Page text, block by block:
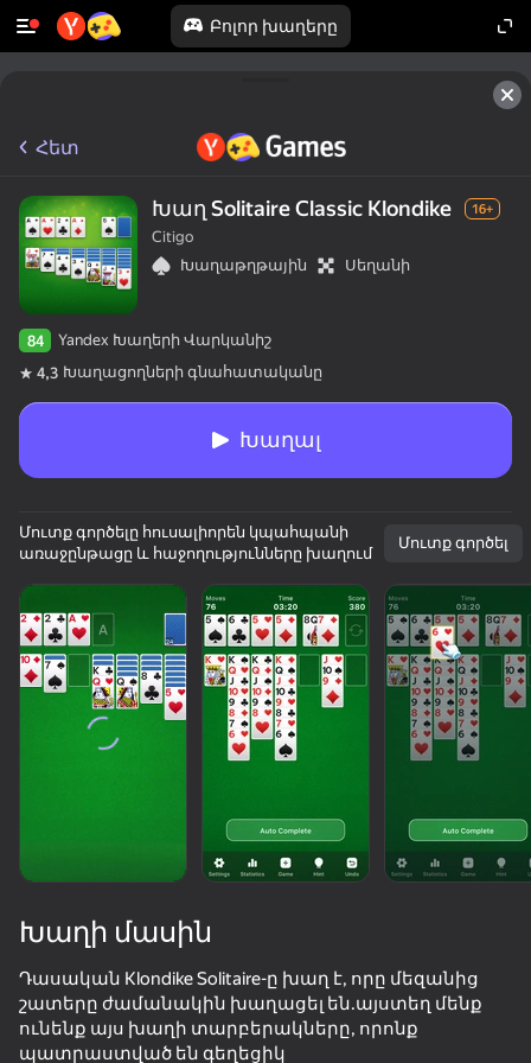
Բոլոր խաղերը
50+ թոփ խաղեր, որոնց խաղում են
նույնիսկ նրանք, ովքեր «չեն խաղում»
Block Master - Super Puzzle!
78
Call Dandy world now!
50
Domino duel
72 80
Հետ
Խաղ Solitaire Classic Klondike 16+
Citigo
Խաղաթղթային
Սեղանի
84
Yandex Խաղերի Վարկանիշ
4,3 Խաղացողների գնահատականը
Խաղալ
Մուտք գործելը հուսալիորեն կպահպանի
առաջընթացը և հաջողությունները խաղում
Մուտք գործել
Խաղի մասին
Դասական Klondike Solitaire-ը խաղ է, որը մեզանից
շատերը ժամանակին խաղացել են.այստեղ մենք
ունենք այս խաղի տարբերակները, որոնք
պատրաստված են գեղեցիկ